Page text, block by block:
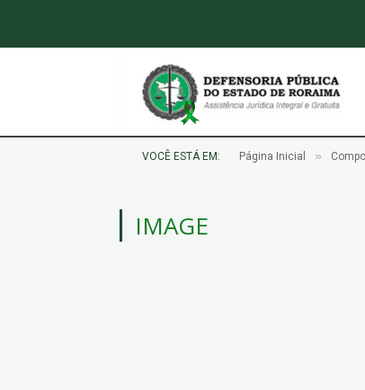
VOCÊ ESTÁ EM: Página Inicial »
IMAGE